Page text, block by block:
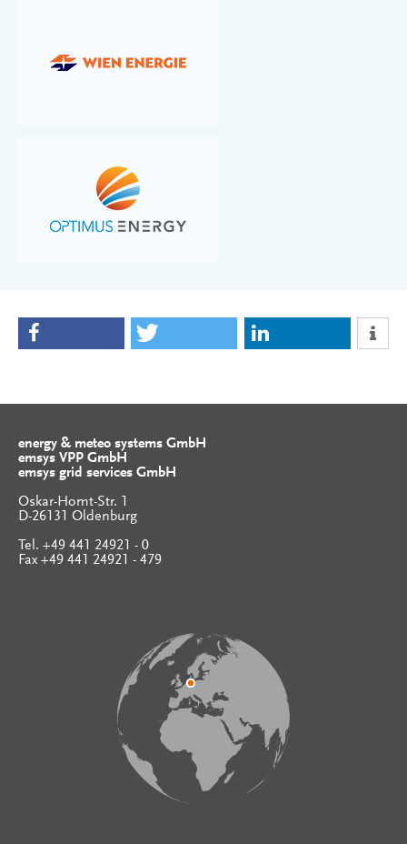
energy & meteo systems GmbH
emsys VPP GmbH
emsys grid services GmbH
Oskar-Homt-Str. 1
D-26131 Oldenburg
Tel. +49 441 24921 - 0
Fax +49 441 24921 - 479